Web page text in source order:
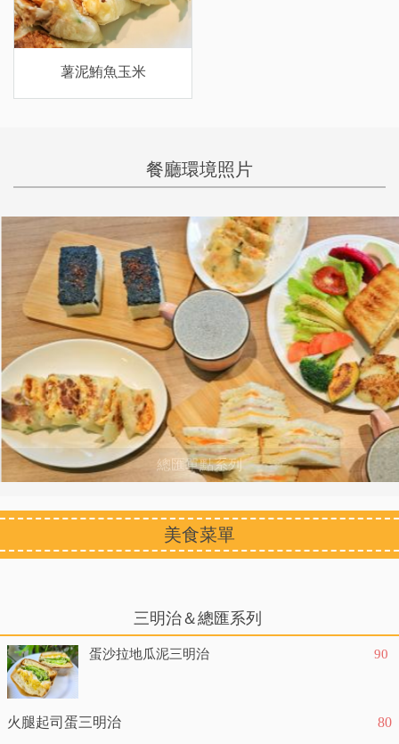
薯泥鮪魚玉米
餐廳環境照片
總匯單點系列
美食菜單
三明治＆總匯系列
蛋沙拉地瓜泥三明治 90
火腿起司蛋三明治 80